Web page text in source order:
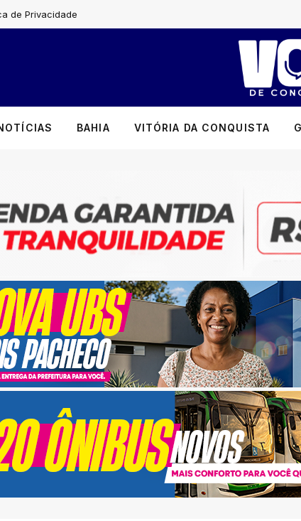
de Privacidade
BAHIA VITÓRIA DA CONQUISTA